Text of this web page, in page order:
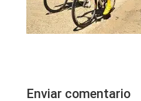
Enviar comentario